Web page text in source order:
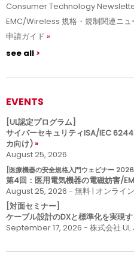
Consumer Technology
EMC/Wireless 規格・規制関連ニュ
申請ガイド
see all
EVENTS
[UL認定プログラム]
サイバーセキュリティISA/IEC
カ向け)
August 25, 2026
[医療機器の安全規格入門ウェビナー
第4回：医用電気機器の電磁妨害/
August 25, 2026 - 無料 | オンライン
[対面セミナー]
ケーブル設計のDXと標準化を実現
September 17, 2026 - 株式会社